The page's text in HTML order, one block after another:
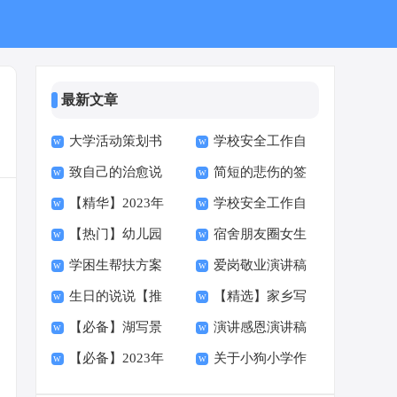
最新文章
大学活动策划书
集锦15篇
学校安全工作自
查报告(14篇)
致自己的治愈说
说
简短的悲伤的签
名汇总59条
【精华】2023年
悲伤签名集锦58句
学校安全工作自
查报告(集合14篇)
【热门】幼儿园
安全自查报告
宿舍朋友圈女生
说说
学困生帮扶方案 爱岗敬业演讲稿
生日的说说【推
荐】
【精选】家乡写
景作文300字汇编五
篇
【必备】湖写景
的作文300字合集八
演讲感恩演讲稿
【热门】
【必备】2023年 关于小狗小学作